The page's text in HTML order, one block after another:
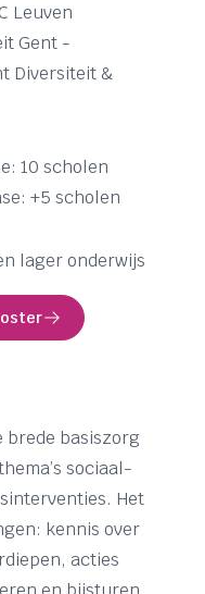
Leuven
Gent -
Diversiteit &
10 scholen
+5 scholen
lager onderwijs
brede basiszorg
sociaal-
Het
kennis over
acties